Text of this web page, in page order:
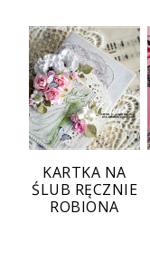
KARTKA NA
ŚLUB RĘCZNIE
ROBIONA